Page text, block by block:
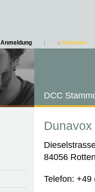
Anmeldung Services
DCC
84056
Telefon: +49